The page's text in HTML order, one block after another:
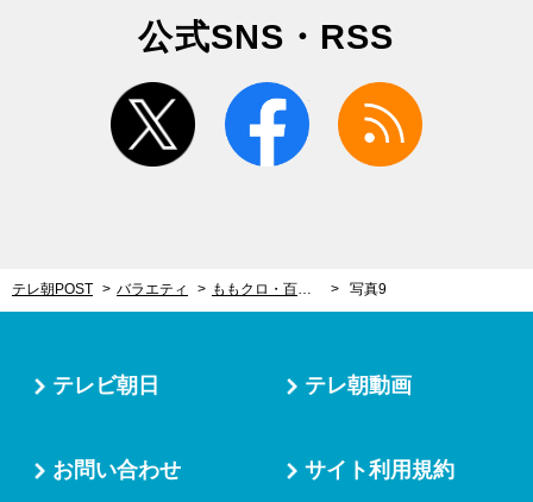
公式SNS・RSS
twitter facebook
テレ朝POST バラエティ ももクロ・百田夏菜子、カメラ前で超レアなひとりしゃべり！「情報解禁前なのにバレちゃった」 写真9
テレビ朝日 テレ朝動画
お問い合わせ サイト利用規約